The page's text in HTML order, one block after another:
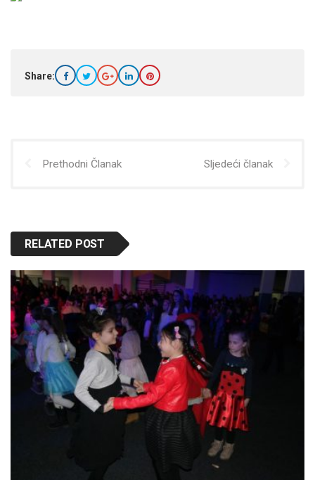
Share:
Prethodni Članak Sljedeći članak
RELATED POST